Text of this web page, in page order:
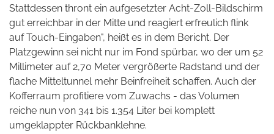
Stattdessen thront ein aufgesetzter Acht-Zoll-Bildschirm
gut erreichbar in der Mitte und reagiert erfreulich flink
auf Touch-Eingaben", heißt es in dem Bericht. Der
Platzgewinn sei nicht nur im Fond spürbar, wo der um 52
Millimeter auf 2,70 Meter vergrößerte Radstand und der
flache Mitteltunnel mehr Beinfreiheit schaffen. Auch der
Kofferraum profitiere vom Zuwachs - das Volumen
reiche nun von 341 bis 1.354 Liter bei komplett
umgeklappter Rückbanklehne.